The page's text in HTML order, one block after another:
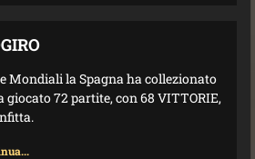
Mondiali la Spagna ha collezionato
giocato 72 partite, con 68 VITTORIE,